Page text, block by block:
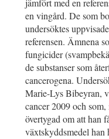
jämfört med en
en vingård. De som
undersöktes
referensen. Ämnena
fungicider
de substanser som
cancerogena.
Marie-Lys Bibeyran,
cancer 2009 och
övertygad om att han
växtskyddsmedel han